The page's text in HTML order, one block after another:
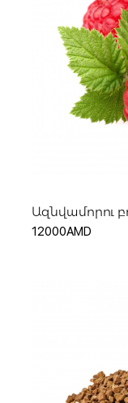
Ազնվամորու
12000AMD